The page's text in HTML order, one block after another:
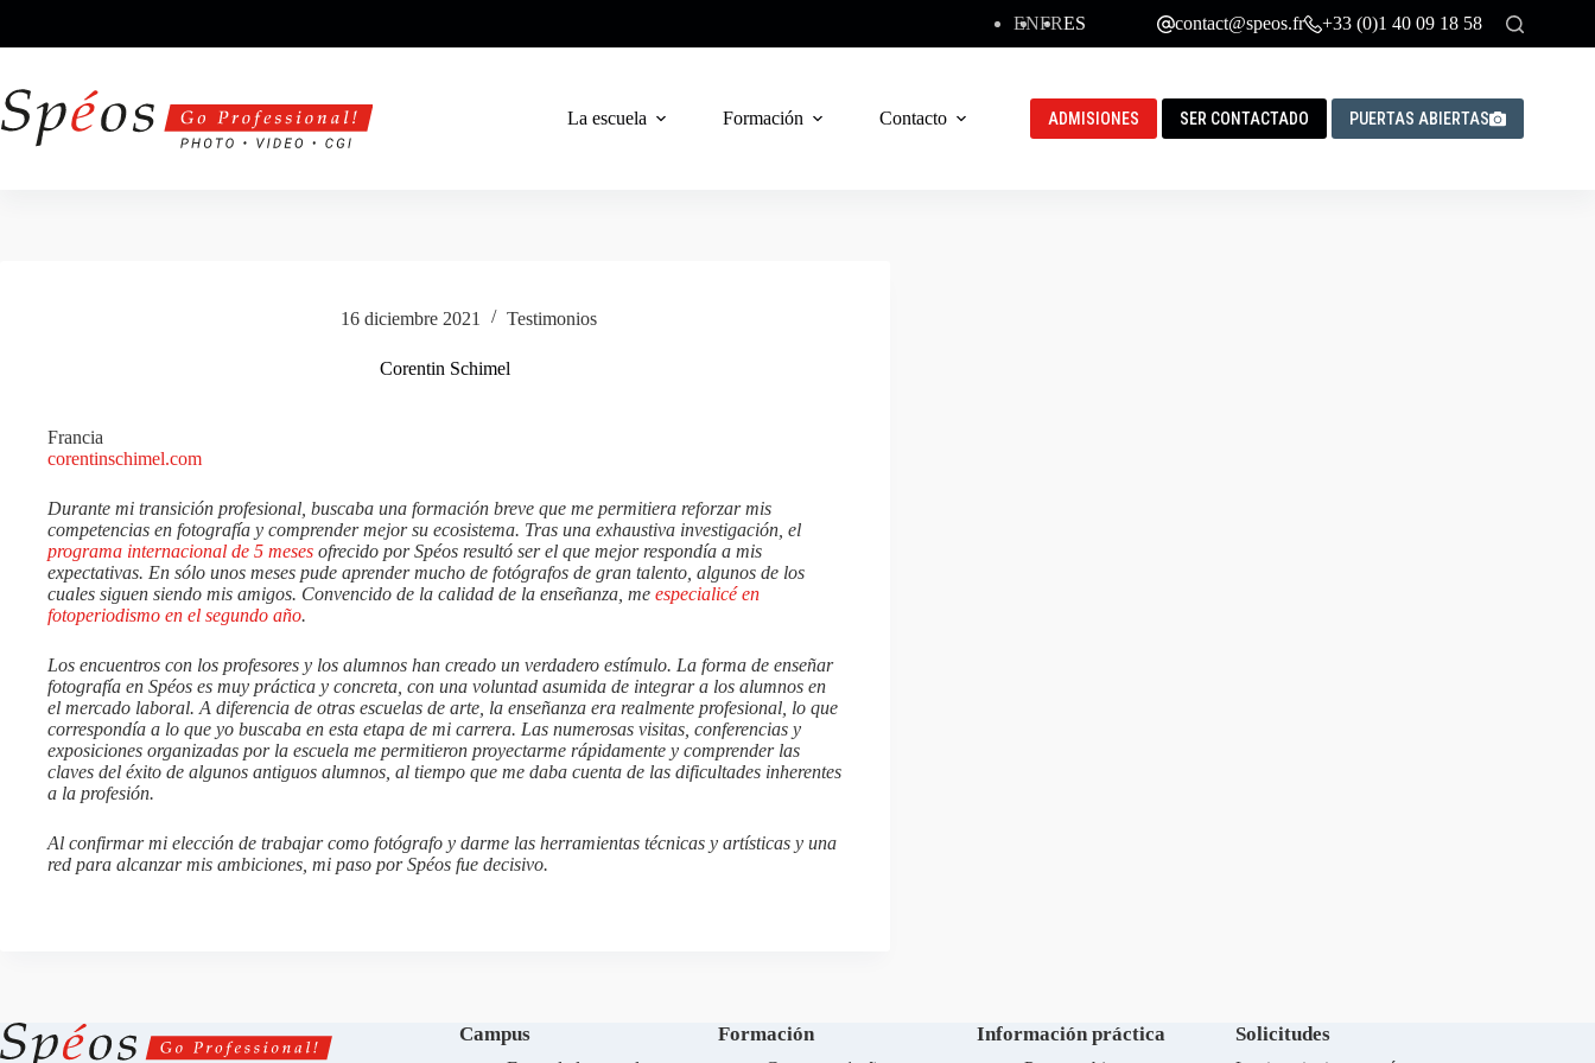
contenido
ENFRES contact@speos.fr +33 (0)1 40 09 18 58
La escuela Formación Contacto ADMISIONES SER CONTACTADO PUERTAS ABIERTAS
16 diciembre 2021 Testimonios
Corentin Schimel
Francia
corentinschimel.com
Durante mi transición profesional, buscaba una formación breve que me permitiera reforzar mis
competencias en fotografía y comprender mejor su ecosistema. Tras una exhaustiva investigación, el
programa internacional de 5 meses ofrecido por Spéos resultó ser el que mejor respondía a mis
expectativas. En sólo unos meses pude aprender mucho de fotógrafos de gran talento, algunos de los
cuales siguen siendo mis amigos. Convencido de la calidad de la enseñanza, me especialicé en
fotoperiodismo en el segundo año.
Los encuentros con los profesores y los alumnos han creado un verdadero estímulo. La forma de enseñar
fotografía en Spéos es muy práctica y concreta, con una voluntad asumida de integrar a los alumnos en
el mercado laboral. A diferencia de otras escuelas de arte, la enseñanza era realmente profesional, lo que
correspondía a lo que yo buscaba en esta etapa de mi carrera. Las numerosas visitas, conferencias y
exposiciones organizadas por la escuela me permitieron proyectarme rápidamente y comprender las
claves del éxito de algunos antiguos alumnos, al tiempo que me daba cuenta de las dificultades inherentes
a la profesión.
Al confirmar mi elección de trabajar como fotógrafo y darme las herramientas técnicas y artísticas y una
red para alcanzar mis ambiciones, mi paso por Spéos fue decisivo.
Campus Formación Información práctica Solicitudes